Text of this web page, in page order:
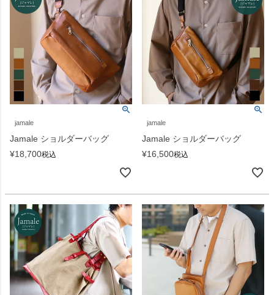
jamale
Jamale ショルダーバッグ
¥18,700税込
jamale
Jamale ショルダーバッグ
¥16,500税込